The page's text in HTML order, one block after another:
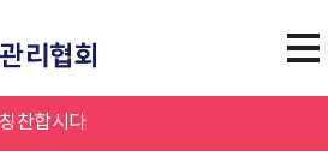
칭찬합시다